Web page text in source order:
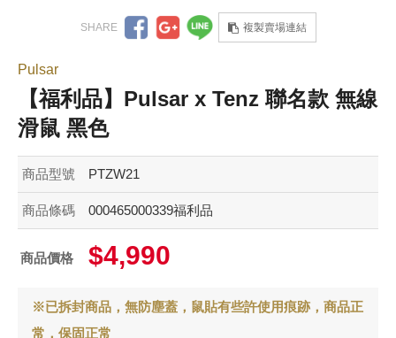
複製賣場連結
Pulsar
【福利品】Pulsar x Tenz 聯名款 無線
滑鼠 黑色
商品型號 PTZW21
商品條碼 000465000339福利品
商品價格 $4,990
※已拆封商品，無防塵蓋，鼠貼有些許使用痕跡，商品正
常，保固正常